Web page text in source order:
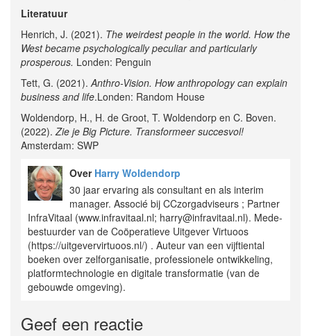
Literatuur
Henrich, J. (2021). The weirdest people in the world. How the
West became psychologically peculiar and particularly
prosperous. Londen: Penguin
Tett, G. (2021). Anthro-Vision. How anthropology can explain
business and life.Londen: Random House
Woldendorp, H., H. de Groot, T. Woldendorp en C. Boven.
(2022). Zie je Big Picture. Transformeer succesvol!
Amsterdam: SWP
Over Harry Woldendorp
30 jaar ervaring als consultant en als interim
manager. Associé bij CCzorgadviseurs ; Partner
InfraVitaal (www.infravitaal.nl; harry@infravitaal.nl). Mede-
bestuurder van de Coöperatieve Uitgever Virtuoos
(https://uitgevervirtuoos.nl/) . Auteur van een vijftiental
boeken over zelforganisatie, professionele ontwikkeling,
platformtechnologie en digitale transformatie (van de
gebouwde omgeving).
Geef een reactie